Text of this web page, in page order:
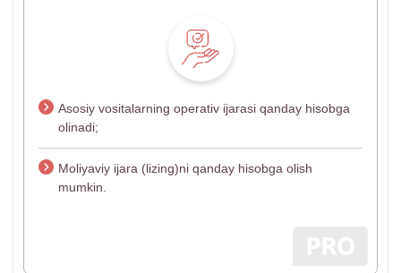
Asosiy vositalarning operativ ijarasi qanday hisobga
olinadi;
Moliyaviy ijara (lizing)ni qanday hisobga olish
mumkin.